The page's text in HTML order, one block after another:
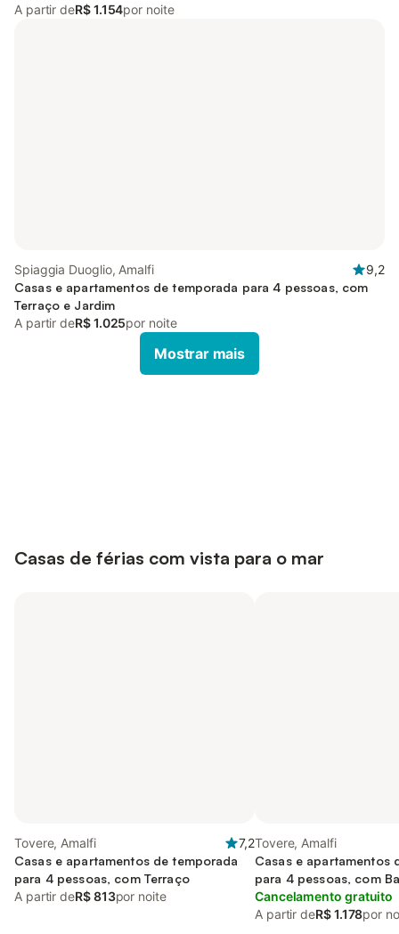
A partir deR$ 1.154por noite
Spiaggia Duoglio, Amalfi
9,2
Casas e apartamentos de temporada para 4 pessoas, com
Terraço e Jardim
A partir deR$ 1.025por noite
Mostrar mais
Casas de férias com vista para o mar
Tovere, Amalfi
7,2
Casas e apartamentos de temporada
para 4 pessoas, com Terraço
A partir deR$ 813por noite
Tovere, Amalfi
Casas e apartamentos
para 4 pessoas, com
Cancelamento gratuito
A partir deR$ 1.178por